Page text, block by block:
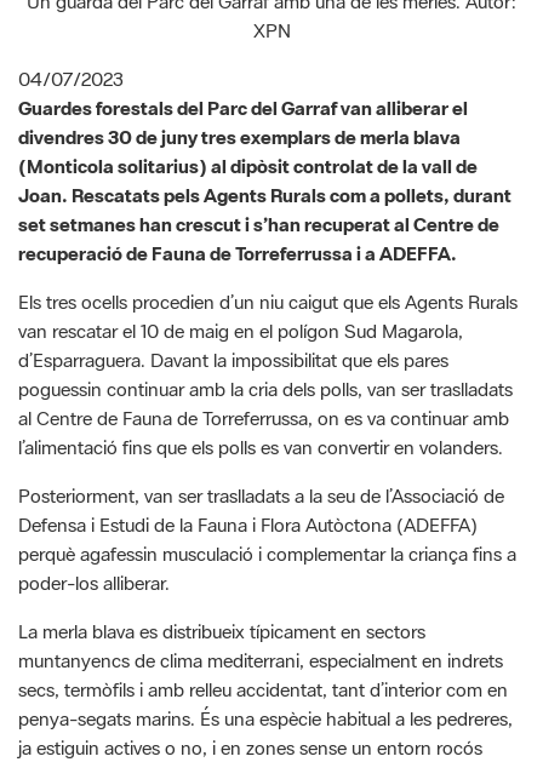
XPN
04/07/2023
Guardes forestals del Parc del Garraf van alliberar el
divendres 30 de juny tres exemplars de merla blava
(Monticola solitarius) al dipòsit controlat de la vall de
Joan. Rescatats pels Agents Rurals com a pollets, durant
set setmanes han crescut i s’han recuperat al Centre de
recuperació de Fauna de Torreferrussa i a ADEFFA.
Els tres ocells procedien d’un niu caigut que els Agents Rurals
van rescatar el 10 de maig en el polígon Sud Magarola,
d’Esparraguera. Davant la impossibilitat que els pares
poguessin continuar amb la cria dels polls, van ser traslladats
al Centre de Fauna de Torreferrussa, on es va continuar amb
l’alimentació fins que els polls es van convertir en volanders.
Posteriorment, van ser traslladats a la seu de l’Associació de
Defensa i Estudi de la Fauna i Flora Autòctona (ADEFFA)
perquè agafessin musculació i complementar la criança fins a
poder-los alliberar.
La merla blava es distribueix típicament en sectors
muntanyencs de clima mediterrani, especialment en indrets
secs, termòfils i amb relleu accidentat, tant d’interior com en
penya-segats marins. És una espècie habitual a les pedreres,
ja estiguin actives o no, i en zones sense un entorn rocós